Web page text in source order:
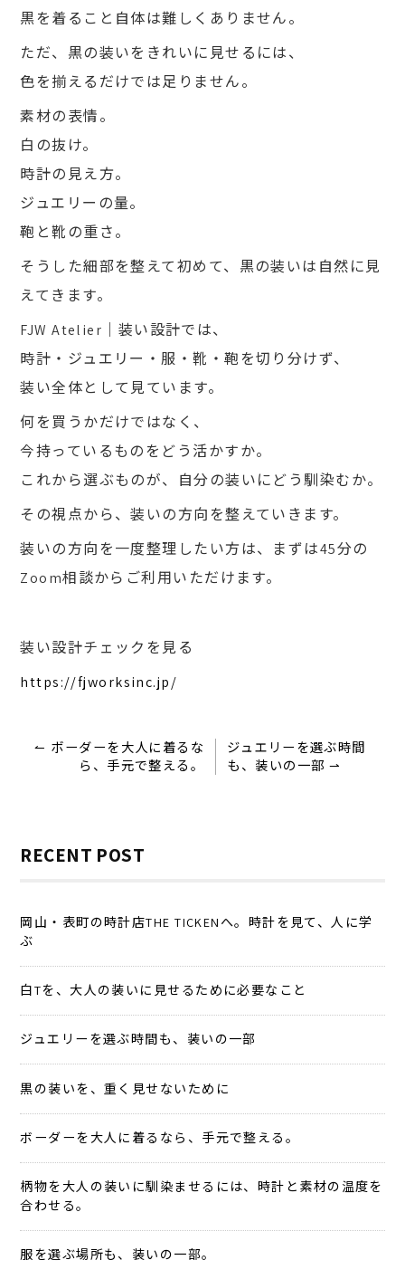
黒を着ること自体は難しくありません。
ただ、黒の装いをきれいに見せるには、
色を揃えるだけでは足りません。
素材の表情。
白の抜け。
時計の見え方。
ジュエリーの量。
鞄と靴の重さ。
そうした細部を整えて初めて、黒の装いは自然に見
えてきます。
FJW Atelier｜装い設計では、
時計・ジュエリー・服・靴・鞄を切り分けず、
装い全体として見ています。
何を買うかだけではなく、
今持っているものをどう活かすか。
これから選ぶものが、自分の装いにどう馴染むか。
その視点から、装いの方向を整えていきます。
装いの方向を一度整理したい方は、まずは45分の
Zoom相談からご利用いただけます。
装い設計チェックを見る
https://fjworksinc.jp/
ナ
ー
シ
ョ
ン
↼ ボーダーを大人に着るな
ら、手元で整える。
ジュエリーを選ぶ時間
も、装いの一部 ⇀
RECENT POST
岡山・表町の時計店THE TICKENへ。時計を見て、人に学
ぶ
白Tを、大人の装いに見せるために必要なこと
ジュエリーを選ぶ時間も、装いの一部
黒の装いを、重く見せないために
ボーダーを大人に着るなら、手元で整える。
柄物を大人の装いに馴染ませるには、時計と素材の温度を
合わせる。
服を選ぶ場所も、装いの一部。